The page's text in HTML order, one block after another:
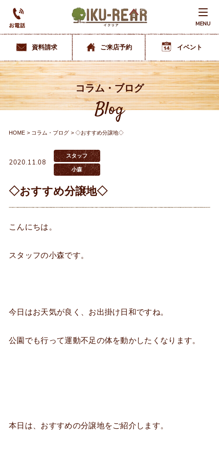
MENU
資料請求 ご来店予約 イベント
コラム・ブログ
Blog
HOME コラム・ブログ ◇おすすめ分譲地◇
2020.11.08
スタッフ
小森
◇おすすめ分譲地◇
こんにちは。
スタッフの小森です。
今日はお天気が良く、お出掛け日和ですね。
公園でも行って運動不足の体を動かしたくなります。
本日は、おすすめの分譲地をご紹介します。